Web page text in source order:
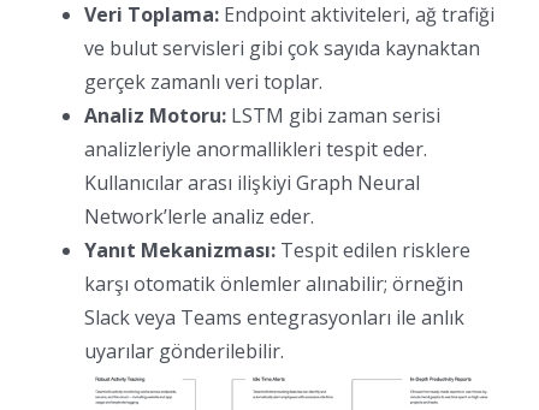
Veri Toplama: Endpoint aktiviteleri, ağ trafiği
ve bulut servisleri gibi çok sayıda kaynaktan
gerçek zamanlı veri toplar.
Analiz Motoru: LSTM gibi zaman serisi
analizleriyle anormallikleri tespit eder.
Kullanıcılar arası ilişkiyi Graph Neural
Network’lerle analiz eder.
Yanıt Mekanizması: Tespit edilen risklere
karşı otomatik önlemler alınabilir; örneğin
Slack veya Teams entegrasyonları ile anlık
uyarılar gönderilebilir.